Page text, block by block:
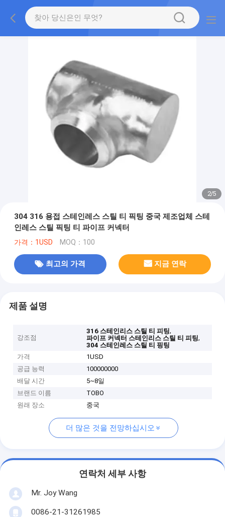
2/5
304 316 용접 스테인레스 스틸 티 픽팅 중국 제조업체 스테
인레스 스틸 픽팅 티 파이프 커넥터
가격：1USD MOQ：100
최고의 가격 지금 연락
제품 설명
강조점
316 스테인리스 스틸 티 피팅,
파이프 커넥터 스테인리스 스틸 티 피팅,
304 스테인레스 스틸 티 핑팅
가격
1USD
공급 능력
100000000
배달 시간
5~8일
브랜드 이름
TOBO
원래 장소
중국
더 많은 것을 전망하십시오
연락처 세부 사항
Mr. Joy Wang
0086-21-31261985